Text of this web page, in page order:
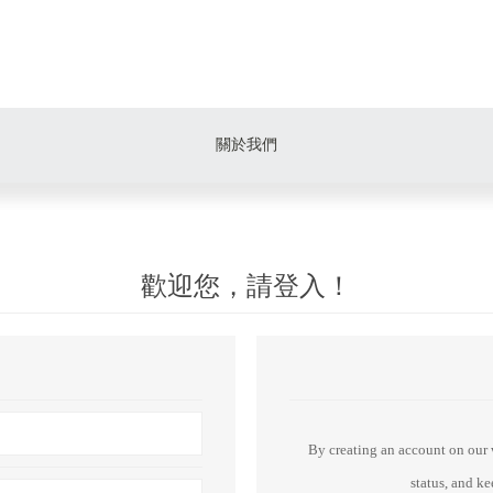
關於我們
歡迎您，請登入！
By creating an account on our
status, and